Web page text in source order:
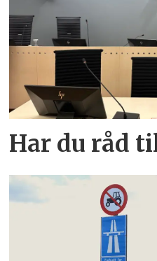
Har du råd